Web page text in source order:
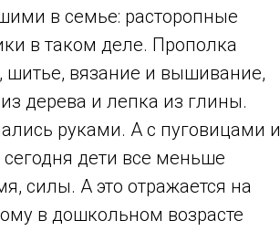
в семье: расторопные
в таком деле. Прополка
шитье, вязание и вышивание,
дерева и лепка из глины.
руками. А с пуговицами и
дети все меньше
силы. А это отражается на
в дошкольном возрасте